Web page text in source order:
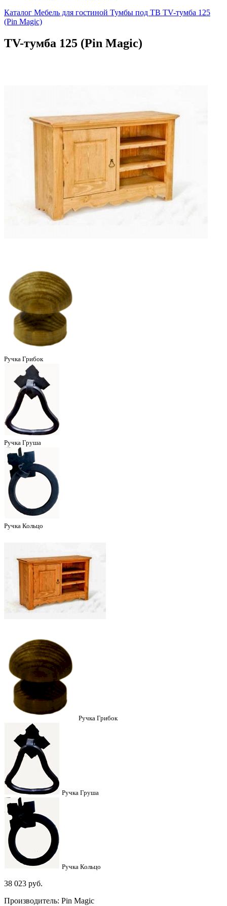
Каталог Мебель для гостиной Тумбы под ТВ TV-тумба 125
(Pin Magic)
TV-тумба 125 (Pin Magic)
Ручка Грибок
Ручка Груша
Ручка Кольцо
Ручка Грибок
Ручка Груша
Ручка Кольцо
38 023 руб.
Производитель: Pin Magic